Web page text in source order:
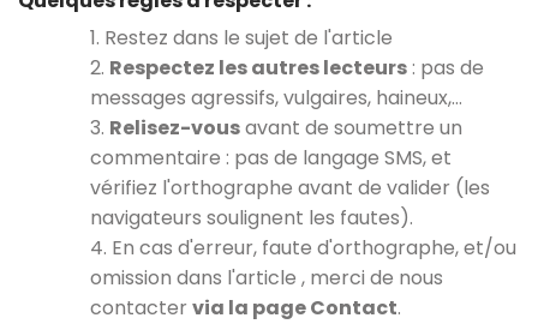
1. Restez dans le sujet de l'article
2. Respectez les autres lecteurs : pas de
messages agressifs, vulgaires, haineux,…
3. Relisez-vousavant de soumettre un
commentaire : pas de langage SMS, et
vérifiez l'orthographe avant de valider (les
navigateurs soulignent les fautes).
4. En cas d'erreur, faute d'orthographe, et/ou
omission dans l'article , merci de nous
contacter via la page Contact.